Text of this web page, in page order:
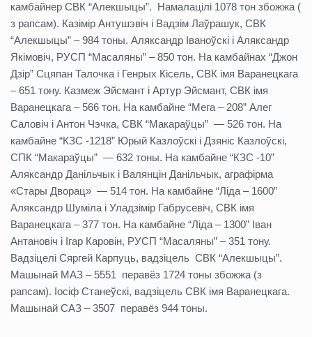
камбайнер СВК “Алекшыцы”. Намалацілі 1078 тон збожжа (
з рапсам). Казімір Антушэвіч і Вадзім Лаўрашук, СВК
“Алекшыцы” – 984 тоны. Аляксандр Іваноўскі і Аляксандр
Якімовіч, РУСП “Масаляны” – 850 тон. На камбайнах “Джон
Дзір” Сцяпан Талочка і Генрых Кісель, СВК імя Варанецкага
– 651 тону. Казмеж Эйсмант і Артур Эйсмант, СВК імя
Варанецкага – 566 тон. На камбайне “Мега – 208” Алег
Саловіч і Антон Чэчка, СВК “Макараўцы” — 526 тон. На
камбайне “КЗС -1218” Юрый Казлоўскі і Дзяніс Казлоўскі,
СПК “Макараўцы” — 632 тоны. На камбайне “КЗС -10”
Аляксандр Данільчык і Валянцін Данільчык, аграфірма
«Стары Дворац» — 514 тон. На камбайне “Ліда – 1600”
Аляксандр Шуміла і Уладзімір Габрусевіч, СВК імя
Варанецкага – 377 тон. На камбайне “Ліда – 1300” Іван
Антановіч і Ігар Каровін, РУСП “Масаляны” – 351 тону.
Вадзіцелі Сяргей Карпуць, вадзіцель СВК “Алекшыцы”.
Машынай МАЗ – 5551 перавёз 1724 тоны збожжа (з
рапсам). Іосіф Станеўскі, вадзіцель СВК імя Варанецкага.
Машынай САЗ – 3507 перавёз 944 тоны.